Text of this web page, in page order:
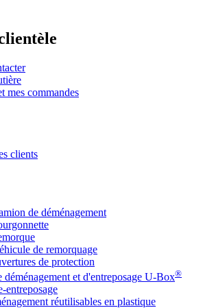
mes commandes
clients
de déménagement
de remorquage
de protection
déménagement et d'entreposage U-Box®
entreposage
réutilisables en plastique